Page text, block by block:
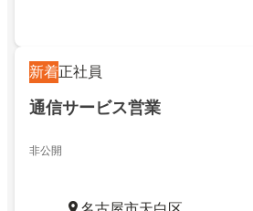
新着正社員
通信サービス営業
非公開